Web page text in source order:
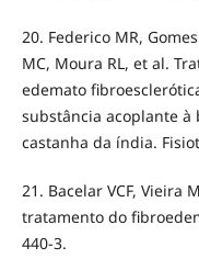
20. Federico MR,
MC, Moura RL, et al.
edemato
substância acoplante à
castanha da índia.
21. Bacelar VCF, Vieira
tratamento do
440-3.